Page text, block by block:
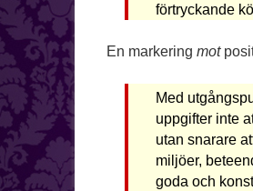
förtryckande
En markering mot
Med
uppgifter inte
utan snarare
miljöer,
goda och